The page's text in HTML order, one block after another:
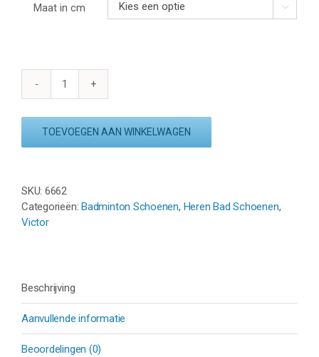
Maat in cm 
VICTOR
-
SPECTRUM
BLUE
TOEVOEGEN AAN WINKELWAGEN
SKU: 6662
Categorieën:Badminton Schoenen, Heren Bad Schoenen,
Victor
Beschrijving
Aanvullende informatie
Beoordelingen (0)